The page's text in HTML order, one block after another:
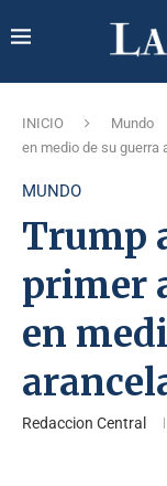
INICIO Mundo
en medio de su guerra
MUNDO
Trump
primer
en
Redaccion Central